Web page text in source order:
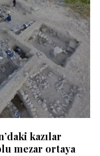
kazılar
mezar ortaya